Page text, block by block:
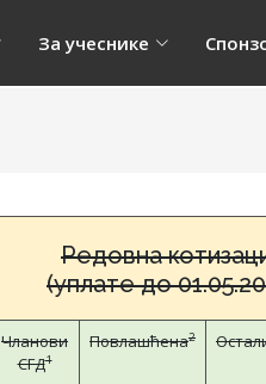
За учеснике
Редовна
(уплате до
Чланови
СГД1
Повлашћенa2